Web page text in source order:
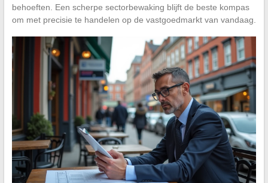
behoeften. Een scherpe sectorbewaking blijft de beste kompas
om met precisie te handelen op de vastgoedmarkt van vandaag.